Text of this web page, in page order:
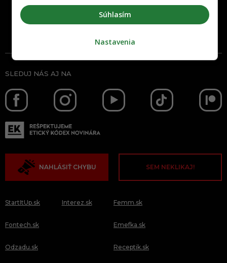
SLEDUJ NÁS AJ NA
NAHLÁSIŤ CHYBU SEM NEKLIKAJ!
StartItUp.sk
Fontech.sk
Odzadu.sk
Interez.sk Femm.sk
Emefka.sk
Receptik.sk
Súhlasím
Nastavenia